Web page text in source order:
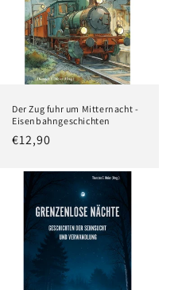
Der Zug fuhr um Mitternacht -
Eisenbahngeschichten
Normaler
€12,90